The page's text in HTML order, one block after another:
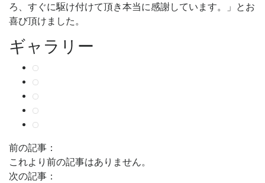
ろ、すぐに駆け付けて頂き本当に感謝しています。」とお
喜び頂けました。
ギャラリー
前の記事：
これより前の記事はありません。
次の記事：